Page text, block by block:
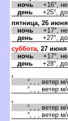
ночь +16°,
день +25°,
пятница, 26 июня
ночь +17°,
день +27°,
суббота, 27 июня
ночь +17°,
день +28°,
,
°, , , ветер м/
°, , , ветер м/
,
°, , , ветер м/
°, , , ветер м/